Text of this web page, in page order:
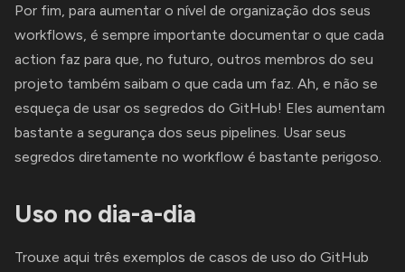
Por fim, para aumentar o nível de organização dos seus
workflows, é sempre importante documentar o que cada
action faz para que, no futuro, outros membros do seu
projeto também saibam o que cada um faz. Ah, e não se
esqueça de usar os segredos do GitHub! Eles aumentam
bastante a segurança dos seus pipelines. Usar seus
segredos diretamente no workflow é bastante perigoso.
Uso no dia-a-dia
Trouxe aqui três exemplos de casos de uso do GitHub